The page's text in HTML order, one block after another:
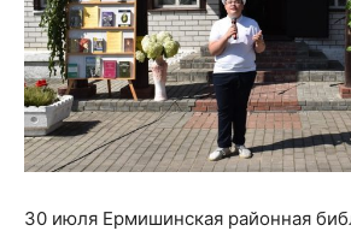
30 июля Ермишинская районная